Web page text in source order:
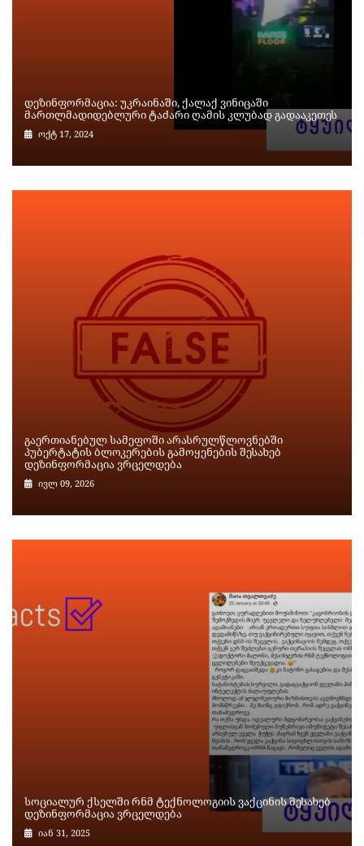
დეზინფორმაცია: უკრაინაში, ქალაქ ვინიცაში
მართლმადიდებლური ტაძარი ღამის კლუბად გადააკეთეს
ოქტ 17, 2024
გაერთიანებულ სამეფოში არასრულწლოვნებში
პუბერტატის ბლოკერების გამოყენების შესახებ
დეზინფორმაცია ვრცელდება
ივლ 09, 2026
სოციალურ ქსელში რნმ ტექნოლოგიის ვაქცინის შესახებ
დეზინფორმაცია ვრცელდება
იან 31, 2025